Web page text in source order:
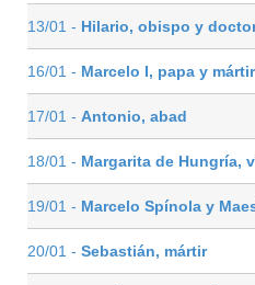
13/01 - Hilario, obispo y
16/01 - Marcelo I, papa y mártir
17/01 - Antonio, abad
18/01 - Margarita de Hungría,
19/01 - Marcelo Spínola y
20/01 - Sebastián, mártir